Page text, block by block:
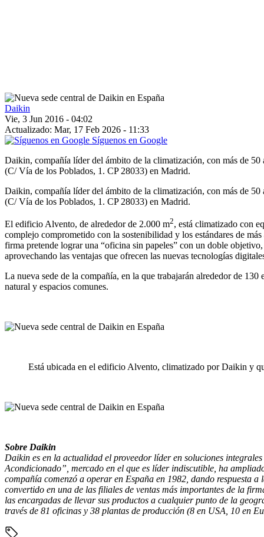
Daikin
Vie, 3 Jun 2016 - 04:02
Actualizado: Mar, 17 Feb 2026 - 11:33
Síguenos en Google
Daikin, compañía líder del ámbito de la climatización, con más de 50
(C/ Vía de los Poblados, 1. CP 28033) en Madrid.
Daikin, compañía líder del ámbito de la climatización, con más de 50
(C/ Vía de los Poblados, 1. CP 28033) en Madrid.
El edificio Alvento, de alrededor de 2.000 m2, está climatizado con
complejo comprometido con la sostenibilidad y los estándares de
firma pretende lograr una “oficina sin papeles” con un doble
aprovechando las ventajas que ofrecen las nuevas tecnologías
La nueva sede de la compañía, en la que trabajarán alrededor de
natural y espacios comunes.
Está ubicada en el edificio Alvento, climatizado por Daikin y
Sobre Daikin
Daikin es en la actualidad el proveedor líder en soluciones
Acondicionado”, mercado en el que es líder indiscutible, ha
compañía comenzó a operar en España en 1982, dando respuesta
convertido en una de las filiales de ventas más importantes de la
las encargadas de llevar sus productos a cualquier punto de la
través de 81 oficinas y 38 plantas de producción (8 en USA, 10 en